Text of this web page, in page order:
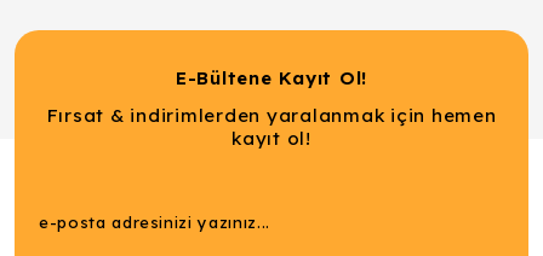
E-Bültene Kayıt Ol!
Fırsat & indirimlerden yaralanmak için hemen
kayıt ol!